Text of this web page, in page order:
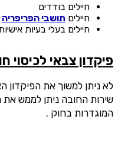
חיילים בודדים
חיילים תושבי הפריפריה
חיילים בעלי בעיות
פיקדון צבאי לכיסוי
המוגדרות בחוק .